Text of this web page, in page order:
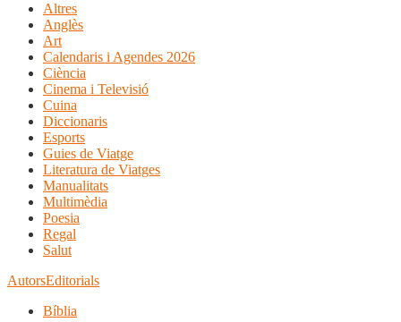
Altres
Anglès
Art
Calendaris i Agendes 2026
Ciència
Cinema i Televisió
Cuina
Diccionaris
Esports
Guies de Viatge
Literatura de Viatges
Manualitats
Multimèdia
Poesia
Regal
Salut
AutorsEditorials
Bíblia